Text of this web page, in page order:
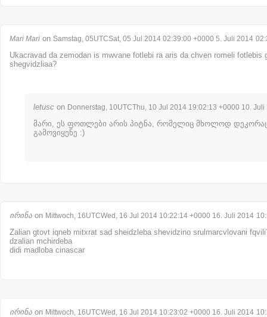
Mari Mari on Samstag, 05UTCSat, 05 Jul 2014 02:39:00 +0000 5. Juli 2014
Ukacravad da zemodan is mwvane fotlebi ra aris da chven romeli fotlebis
shegvidzliaa?
letusc on Donnerstag, 10UTCThu, 10 Jul 2014 19:02:13 +0000 10. Juli
მარი, ეს ფოთლები არის პიტნა, რომელიც მხოლოდ
გამოვიყენე :)
ირინა on Mittwoch, 16UTCWed, 16 Jul 2014 10:22:14 +0000 16. Juli 2014
Zalian gtovt iqneb mitxrat sad sheidzleba shevidzino srulmarcvlovani
dzalian mchirdeba
didi madloba cinascar
ირინა on Mittwoch, 16UTCWed, 16 Jul 2014 10:23:02 +0000 16. Juli 2014